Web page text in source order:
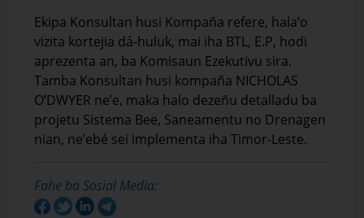
Ekipa Konsultan husi Kompaña refere, hala’o
vizita kortejia dá-huluk, mai iha BTL, E.P, hodi
aprezenta an, ba Komisaun Ezekutivu sira.
Tamba Konsultan husi kompaña NICHOLAS
O’DWYER ne’e, maka halo dezeñu detalladu ba
projetu Sistema Bee, Saneamentu no Drenagen
nian, ne’ebé sei implementa iha Timor-Leste.
Fahe ba Sosial Media: